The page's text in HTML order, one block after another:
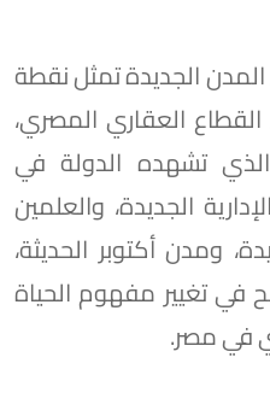
الجديدة تمثل نقطة
العقاري المصري،
تشهده الدولة في
الجديدة، والعلمين
ومدن أكتوبر الحديثة،
تغيير مفهوم الحياة
في مصر.